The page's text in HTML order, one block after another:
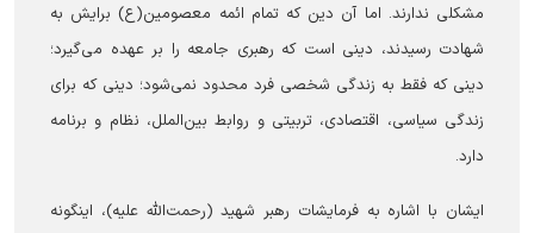
مشکلی ندارند. اما آن دین که تمام ائمه معصومین(ع) برایش به
شهادت رسیدند، دینی است که رهبری جامعه را بر عهده می‌گیرد؛
دینی که فقط به زندگی شخصی فرد محدود نمی‌شود؛ دینی که برای
زندگی سیاسی، اقتصادی، تربیتی و روابط بین‌الملل، نظام و برنامه
دارد.
ایشان با اشاره به فرمایشات رهبر شهید (رحمت‌الله علیه)، اینگونه